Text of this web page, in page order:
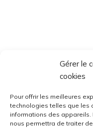
Gérer le
cookies
Pour offrir les meilleures
technologies telles que les
informations des
nous permettra de traiter